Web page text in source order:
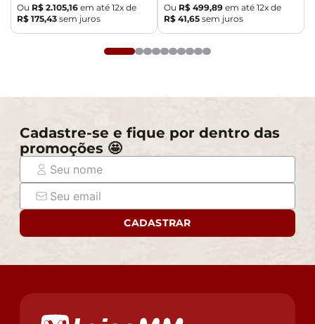
Ou R$ 2.105,16 em até 12x de
R$ 175,43 sem juros
Ou R$ 499,89 em até 12x de
R$ 41,65 sem juros
Cadastre-se e fique por dentro das
promoções 🤩
CADASTRAR